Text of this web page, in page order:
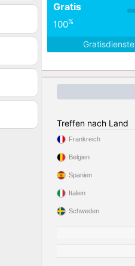
Gratis
100%
Gratisdienste
Treffen nach Land
Frankreich
Belgien
Spanien
Italien
Schweden